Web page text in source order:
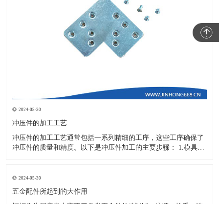
2024-05-30
冲压件的加工工艺
冲压件的加工工艺通常包括一系列精细的工序，这些工序确保了
冲压件的质量和精度。以下是冲压件加工的主要步骤： 1.模具设
开料与落料：在图纸上标注尺寸后，根据图纸要求选择合适的板
材。然
2024-05-30
五金配件所起到的大作用